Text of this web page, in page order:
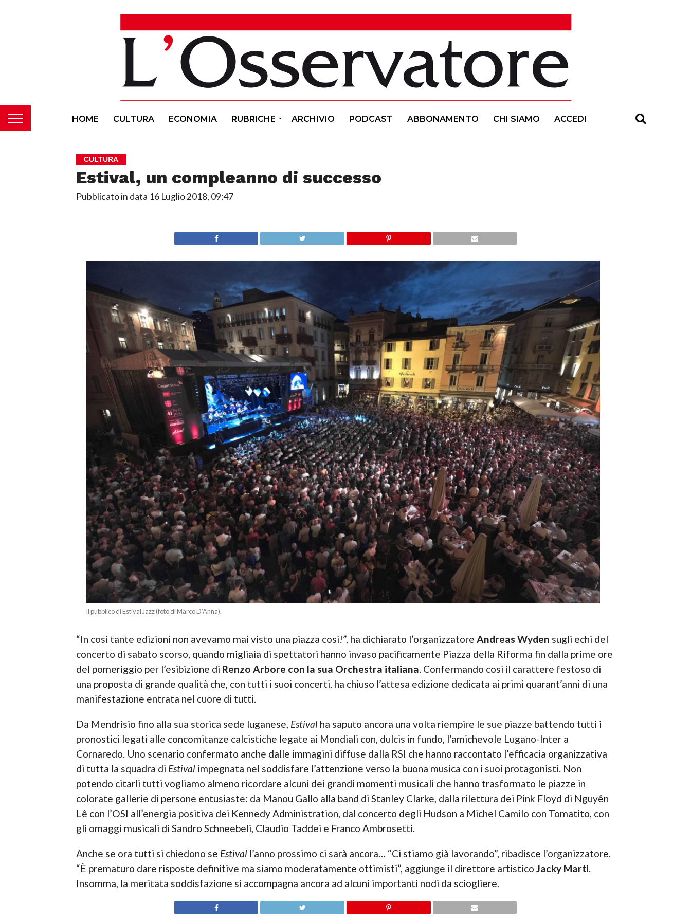
HOME CULTURA ECONOMIA RUBRICHE ARCHIVIO PODCAST ABBONAMENTO CHI SIAMO ACCEDI
CULTURA
Estival, un compleanno di successo
Pubblicato in data 16 Luglio 2018, 09:47
Il pubblico di Estival Jazz (foto di Marco D’Anna).
“In così tante edizioni non avevamo mai visto una piazza così!”, ha dichiarato l’organizzatore Andreas Wyden sugli echi del
concerto di sabato scorso, quando migliaia di spettatori hanno invaso pacificamente Piazza della Riforma fin dalla prime ore
del pomeriggio per l’esibizione di Renzo Arbore con la sua Orchestra italiana. Confermando così il carattere festoso di
una proposta di grande qualità che, con tutti i suoi concerti, ha chiuso l’attesa edizione dedicata ai primi quarant’anni di una
manifestazione entrata nel cuore di tutti.
Da Mendrisio fino alla sua storica sede luganese, Estivalha saputo ancora una volta riempire le sue piazze battendo tutti i
pronostici legati alle concomitanze calcistiche legate ai Mondiali con, dulcis in fundo, l’amichevole Lugano-Inter a
Cornaredo. Uno scenario confermato anche dalle immagini diffuse dalla RSI che hanno raccontato l’efficacia organizzativa
di tutta la squadra di Estivalimpegnata nel soddisfare l’attenzione verso la buona musica con i suoi protagonisti. Non
potendo citarli tutti vogliamo almeno ricordare alcuni dei grandi momenti musicali che hanno trasformato le piazze in
colorate gallerie di persone entusiaste: da Manou Gallo alla band di Stanley Clarke, dalla rilettura dei Pink Floyd di Nguyên
Lê con l’OSI all’energia positiva dei Kennedy Administration, dal concerto degli Hudson a Michel Camilo con Tomatito, con
gli omaggi musicali di Sandro Schneebeli, Claudio Taddei e Franco Ambrosetti.
Anche se ora tutti si chiedono se Estivall’anno prossimo ci sarà ancora… “Ci stiamo già lavorando”, ribadisce l’organizzatore.
“È prematuro dare risposte definitive ma siamo moderatamente ottimisti”, aggiunge il direttore artistico Jacky Marti.
Insomma, la meritata soddisfazione si accompagna ancora ad alcuni importanti nodi da sciogliere.